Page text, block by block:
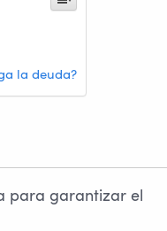
la deuda?
para garantizar el